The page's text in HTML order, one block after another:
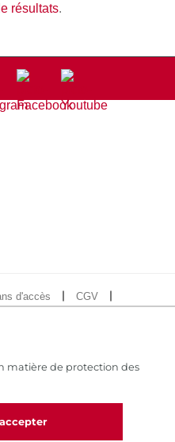
matière de protection des
résultats.
d'accès
CGV